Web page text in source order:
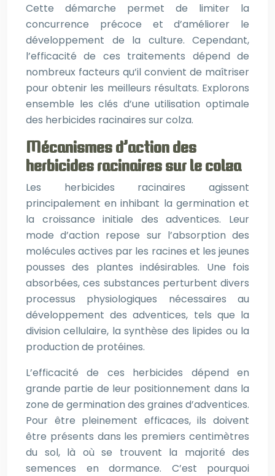
Cette démarche permet de limiter la
concurrence précoce et d’améliorer le
développement de la culture. Cependant,
l’efficacité de ces traitements dépend de
nombreux facteurs qu’il convient de maîtriser
pour obtenir les meilleurs résultats. Explorons
ensemble les clés d’une utilisation optimale
des herbicides racinaires sur colza.
Mécanismes d’action des
herbicides racinaires sur le colza
Les herbicides racinaires agissent
principalement en inhibant la germination et
la croissance initiale des adventices. Leur
mode d’action repose sur l’absorption des
molécules actives par les racines et les jeunes
pousses des plantes indésirables. Une fois
absorbées, ces substances perturbent divers
processus physiologiques nécessaires au
développement des adventices, tels que la
division cellulaire, la synthèse des lipides ou la
production de protéines.
L’efficacité de ces herbicides dépend en
grande partie de leur positionnement dans la
zone de germination des graines d’adventices.
Pour être pleinement efficaces, ils doivent
être présents dans les premiers centimètres
du sol, là où se trouvent la majorité des
semences en dormance. C’est pourquoi